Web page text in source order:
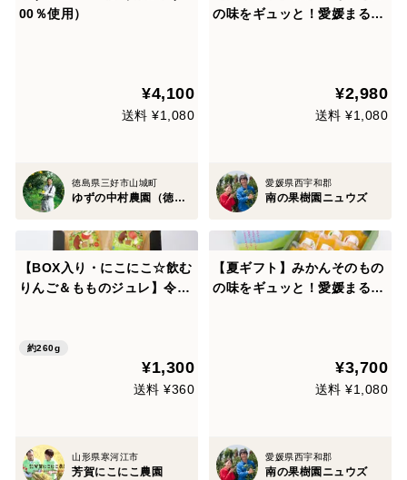
00％使用）
¥4,100
送料 ¥1,080
徳島県三好市山城町
ゆずの中村農園（徳島県）
の味をギュッと！愛媛まるご
¥2,980
送料 ¥1,080
愛媛県西宇和郡
南の果樹園ニュウズ
【BOX入り・にこにこ☆飲む
りんご＆もものジュレ】令和
むジュレ・ご家庭用に・プチ
ギフトとしても 130g×2 B
約260g
¥1,300
送料 ¥360
山形県寒河江市
芳賀にこにこ農園
【夏ギフト】みかんそのもの
の味をギュッと！愛媛まるご
¥3,700
送料 ¥1,080
愛媛県西宇和郡
南の果樹園ニュウズ